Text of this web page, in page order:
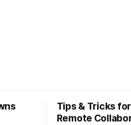
Tips & Tricks
Remote